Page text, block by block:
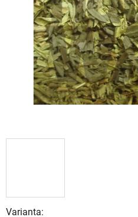
Varianta:
hvězdiček.